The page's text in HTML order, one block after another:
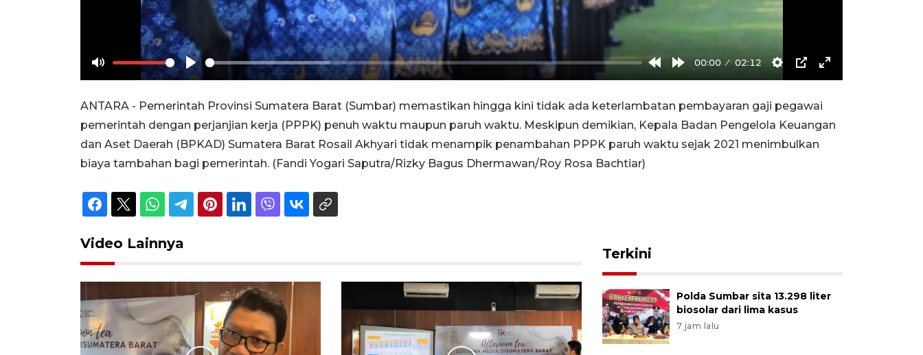
Mute Play
RewindForward
00:00 02:12
Settings
PIP Enter
ANTARA - Pemerintah Provinsi Sumatera Barat (Sumbar) memastikan hingga kini tidak ada keterlambatan pembayaran gaji pegawai
pemerintah dengan perjanjian kerja (PPPK) penuh waktu maupun paruh waktu. Meskipun demikian, Kepala Badan Pengelola Keuangan
dan Aset Daerah (BPKAD) Sumatera Barat Rosail Akhyari tidak menampik penambahan PPPK paruh waktu sejak 2021 menimbulkan
biaya tambahan bagi pemerintah. (Fandi Yogari Saputra/Rizky Bagus Dhermawan/Roy Rosa Bachtiar)
Video Lainnya
Terkini
Polda Sumbar sita 13.298 liter
biosolar dari lima kasus
7 jam lalu